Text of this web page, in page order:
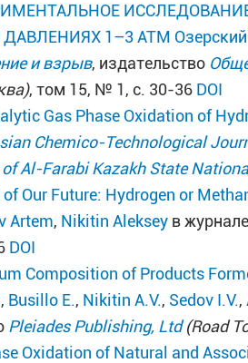
1–3 АТМ
и взрыв, издательство
, том 15, № 1, с. 30-36 DOI
Gas Phase Oxidation of
Chemico-Technological
Al-Farabi Kazakh State
of Our Future: Hydrogen or
Artem, Nikitin Aleksey в
DOI
Composition of Products
, Busillo E., Nikitin A.V., Sedov I.V.,
Pleiades Publishing, Ltd(Road
Oxidation of Natural and